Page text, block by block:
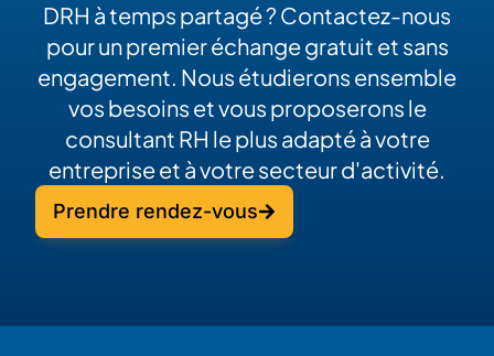
DRH à temps partagé ? Contactez-nous
pour un premier échange gratuit et sans
engagement. Nous étudierons ensemble
vos besoins et vous proposerons le
consultant RH le plus adapté à votre
entreprise et à votre secteur d'activité.
Prendre rendez-vous